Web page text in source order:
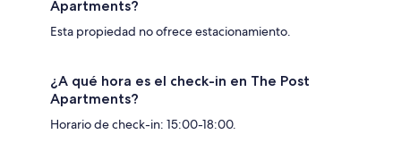
Apartments?
Esta propiedad no ofrece estacionamiento.
¿A qué hora es el check-in en The Post
Apartments?
Horario de check-in: 15:00-18:00.